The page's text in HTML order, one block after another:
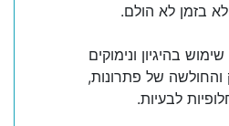
בזמן לא הולם.
שימוש בהיגיון ונימוקים
והחולשה של פתרונות,
לבעיות.